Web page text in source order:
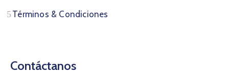
Términos & Condiciones
Contáctanos